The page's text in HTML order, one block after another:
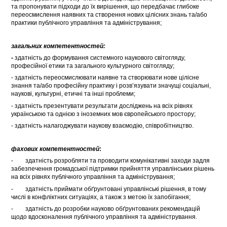
та пропонувати підходи до їх вирішення, що передбачає глибоке
переосмислення наявних та створення нових цілісних знань та/або
практики публічного управління та адміністрування;
загальних компетентностей:
- здатність до формування системного наукового світогляду,
професійної етики та загального культурного світогляду;
- здатність переосмислювати наявне та створювати нове цілісне
знання та/або професійну практику і розв’язувати значущі соціальні,
наукові, культурні, етичні та інші проблеми;
- здатність презентувати результати досліджень на всіх рівнях
українською та однією з іноземних мов європейського простору;
- здатність налагоджувати наукову взаємодію, співробітництво.
фахових компетентностей:
- здатність розробляти та проводити комунікативні заходи задля
забезпечення громадської підтримки прийняття управлінських рішень
на всіх рівнях публічного управління та адміністрування;
- здатність приймати обґрунтовані управлінські рішення, в тому
числі в конфліктних ситуаціях, а також з метою їх запобігання;
- здатність до розробки науково обґрунтованих рекомендацій
щодо вдосконалення публічного управління та адміністрування.